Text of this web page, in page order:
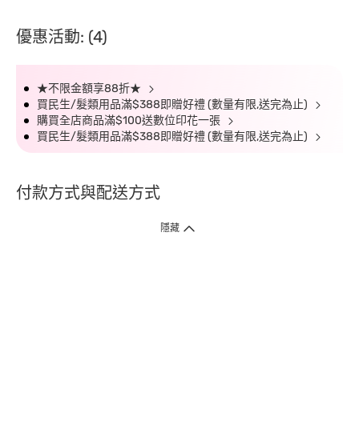
優惠活動: (4)
★不限金額享88折★
買民生/髮類用品滿$388即贈好禮 (數量有限,送完為止)
購買全店商品滿$100送數位印花一張
買民生/髮類用品滿$388即贈好禮 (數量有限,送完為止)
付款方式與配送方式
隱藏